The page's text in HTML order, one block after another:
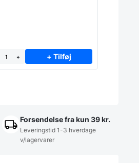
+ + Tilføj
Forsendelse fra kun 39 kr.
Leveringstid 1-3 hverdage
v/lagervarer